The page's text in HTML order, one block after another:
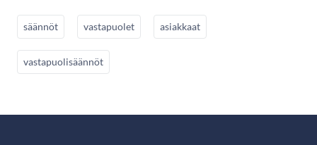
säännöt vastapuolet asiakkaat
vastapuolisäännöt